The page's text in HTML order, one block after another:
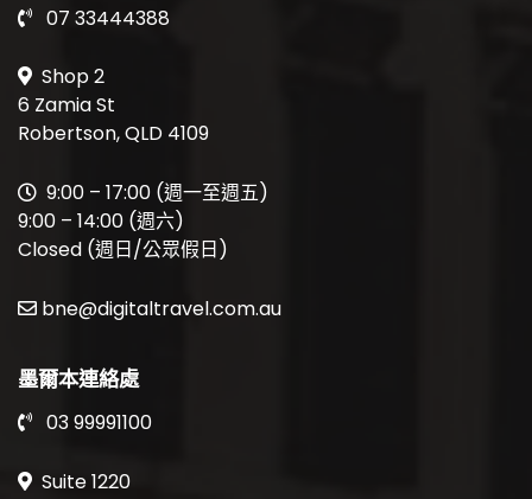
07 33444388
Shop 2
6 Zamia St
Robertson, QLD 4109
9:00 – 17:00 (週一至週五)
9:00 – 14:00 (週六)
Closed (週日/公眾假日)
bne@digitaltravel.com.au
墨爾本連絡處
03 99991100
Suite 1220